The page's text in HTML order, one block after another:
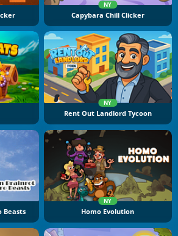
NY
Capybara Chill Clicker
NY
Rent Out Landlord Tycoon
Beasts
NY
Homo Evolution